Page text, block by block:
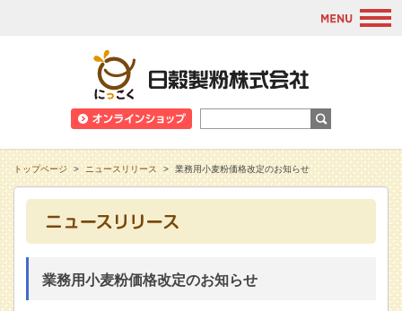
トップページ > ニュースリリース > 業務用小麦粉価格改定のお知らせ
業務用小麦粉価格改定のお知らせ